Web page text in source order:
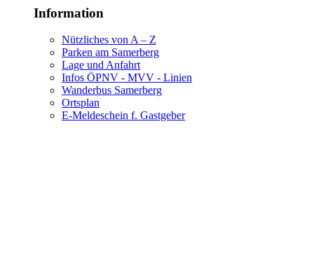
Information
Nützliches von A – Z
Parken am Samerberg
Lage und Anfahrt
Infos ÖPNV - MVV - Linien
Wanderbus Samerberg
Ortsplan
E-Meldeschein f. Gastgeber